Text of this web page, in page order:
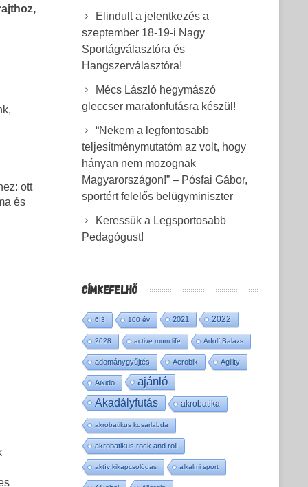
ott
és
Elindult a jelentkezés a
szeptember 18-19-i Nagy
Sportágválasztóra és
Hangszerválasztóra!
Mécs László hegymászó
gleccser maratonfutásra készül!
“Nekem a legfontosabb
teljesítménymutatóm az volt, hogy
hányan nem mozognak
Magyarországon!” – Pósfai Gábor,
sportért felelős belügyminiszter
Keressük a Legsportosabb
Pedagógust!
CÍMKEFELHŐ
6:3 100 év 2021 2022
2028 active mum life Adolf Balázs
adománygyűjtés Aerobik Agility
Aikido ajánló
Akadályfutás akrobatika
akrobatikus kosárlabda
akrobatikus rock and roll
aktív kikapcsolódás alkalmi sport